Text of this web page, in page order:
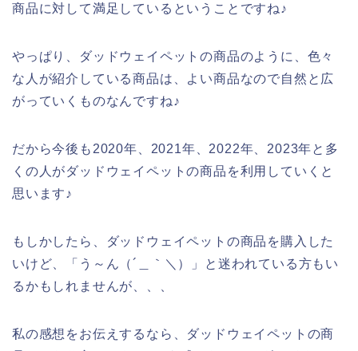
商品に対して満足しているということですね♪
やっぱり、ダッドウェイペットの商品のように、色々
な人が紹介している商品は、よい商品なので自然と広
がっていくものなんですね♪
だから今後も2020年、2021年、2022年、2023年と多
くの人がダッドウェイペットの商品を利用していくと
思います♪
もしかしたら、ダッドウェイペットの商品を購入した
いけど、「う～ん（´＿｀＼）」と迷われている方もい
るかもしれませんが、、、
私の感想をお伝えするなら、ダッドウェイペットの商